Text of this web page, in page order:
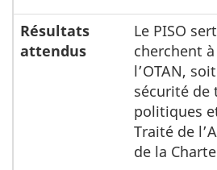
Résultats
attendus
Le PISO
cherchent
l’OTAN,
sécurité de
politiques
Traité de
de la